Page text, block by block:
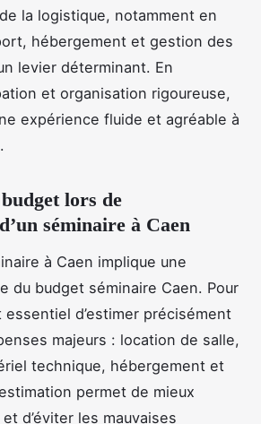
la logistique, notamment en
hébergement et gestion des
levier déterminant. En
et organisation rigoureuse,
expérience fluide et agréable à
lors de
séminaire à Caen
à Caen implique une
du budget séminaire Caen. Pour
d’estimer précisément
majeurs : location de salle,
technique, hébergement et
permet de mieux
d’éviter les mauvaises